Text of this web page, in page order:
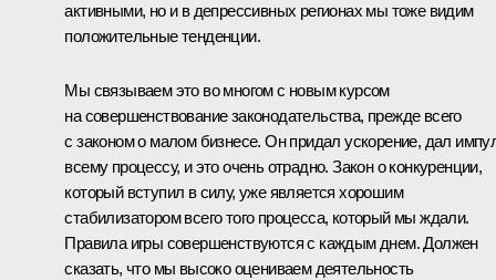
активными, но и в депрессивных регионах мы тоже видим
положительные тенденции.
Мы связываем это во многом с новым курсом
на совершенствование законодательства, прежде всего
с законом о малом бизнесе. Он придал ускорение, дал
всему процессу, и это очень отрадно. Закон о конкуренции,
который вступил в силу, уже является хорошим
стабилизатором всего того процесса, который мы ждали.
Правила игры совершенствуются с каждым днем. Должен
сказать, что мы высоко оцениваем деятельность